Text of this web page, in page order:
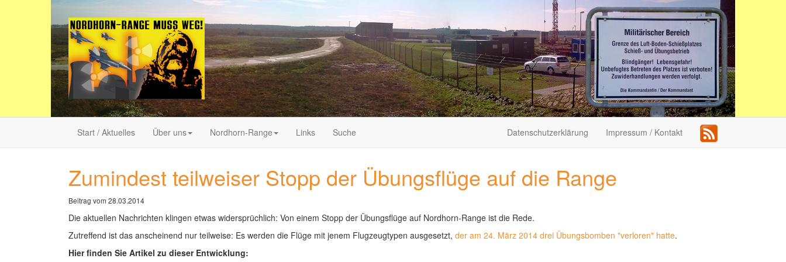
Start / Aktuelles Über uns Nordhorn-Range Links Suche Datenschutzerklärung Impressum / Kontakt
Zumindest teilweiser Stopp der Übungsflüge auf die Range
Beitrag vom 28.03.2014
Die aktuellen Nachrichten klingen etwas widersprüchlich: Von einem Stopp der Übungsflüge auf Nordhorn-Range ist die Rede.
Zutreffend ist das anscheinend nur teilweise: Es werden die Flüge mit jenem Flugzeugtypen ausgesetzt, der am 24. März 2014 drei Übungsbomben "verloren" hatte.
Hier finden Sie Artikel zu dieser Entwicklung: